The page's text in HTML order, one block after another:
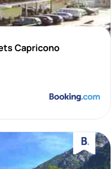
Capricono